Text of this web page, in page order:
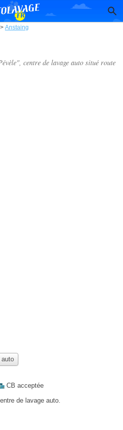
> Anstaing
centre de lavage auto situé route
auto
CB acceptée
de lavage auto.